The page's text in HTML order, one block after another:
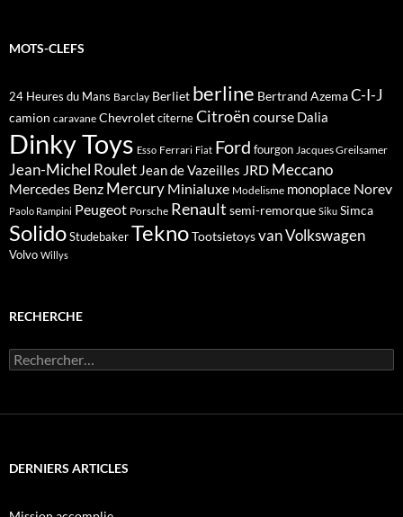
MOTS-CLEFS
24 Heures du Mans Barclay Berliet berline Bertrand AzemaC-I-J
camion caravane ChevroletciterneCitroën course Dalia
Dinky Toys Esso Ferrari Fiat Ford fourgon Jacques Greilsamer
Jean-Michel Roulet Jean de Vazeilles JRD Meccano
Mercedes Benz Mercury Minialuxe Modelisme monoplace Norev
Paolo Rampini Peugeot Porsche Renault semi-remorque Siku Simca
SolidoStudebakerTeknoTootsietoysvanVolkswagen
Volvo Willys
RECHERCHE
Rechercher :
DERNIERS ARTICLES